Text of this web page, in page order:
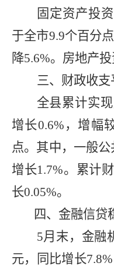
固定资产投
于全市9.9个百分
降5.6%。房地产
三、财政收
全县累计实
增长0.6% ，增幅
点。其中，一般
增长1.7%。累计
长0.05%。
四、金融信贷
5月末，金融
元，同比增长7.8%